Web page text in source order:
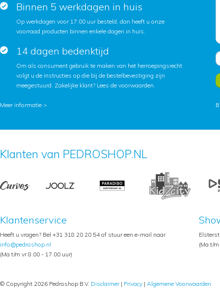
Binnen 5 werkdagen in huis
Op werkdagen voor 17.00 uur besteld, dan heeft u onze
voorraad producten binnen enkele dagen in huis.
14 dagen bedenktijd
Om als consument gebruik te maken van het herroepingsrecht
volgt u de instructies op die bij de bestelbevestiging zijn
meegestuurd. Zakelijke klant? Lees de voorwaarden.
Meer informatie >
Klanten van PEDROSHOP.NL
Klantenservice
Heeft u vragen? Bel +31 318 20 20 54 of stuur een e-mail naar
info@pedroshop.nl
(Ma t/m vr 8.00 - 17.00 uur)
(Ma t/
© Copyright 2026 Pedroshop B.V. Disclaimer| Privacy | Algemene Voorwaarden